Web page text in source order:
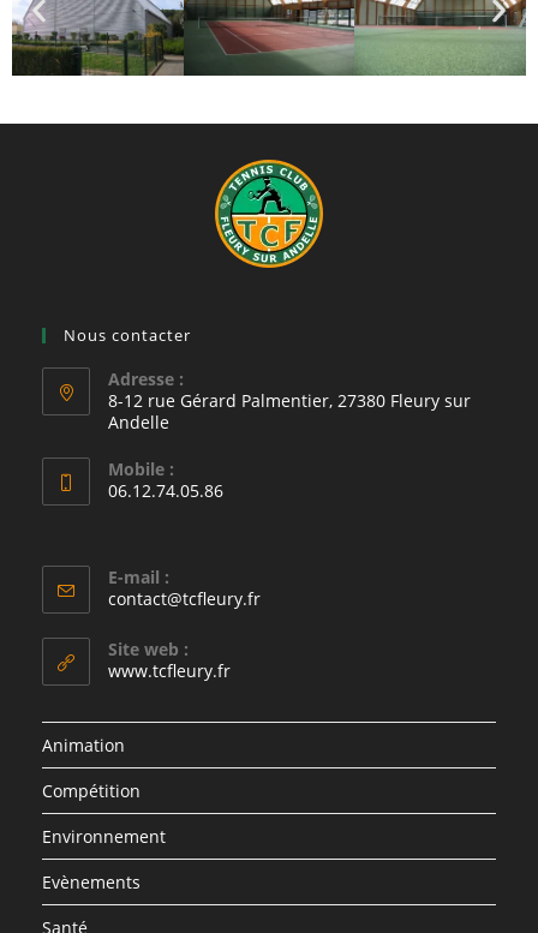
Nous contacter
Adresse :
8-12 rue Gérard Palmentier, 27380 Fleury sur
Andelle
Mobile :
06.12.74.05.86
E-mail :
contact@tcfleury.fr
Site web :
www.tcfleury.fr
Animation
Compétition
Environnement
Evènements
Santé